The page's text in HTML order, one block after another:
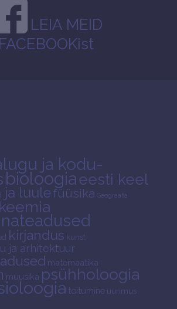
LEIA MEID
FACEBOOKist
ja kodu-
bioloogia eesti keel
ja luulefüüsika Geograafia
keemia
kirjandus kunst
ja arhitektuur
matemaatika
muusika psühholoogia
toitumine uurimus